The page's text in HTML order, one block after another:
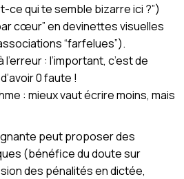
ce qui te semble bizarre ici ?”)
cœur” en devinettes visuelles
“farfelues”).
: l’important, c’est de
0 faute !
: mieux vaut écrire moins, mais
peut proposer des
(bénéfice du doute sur
des pénalités en dictée,